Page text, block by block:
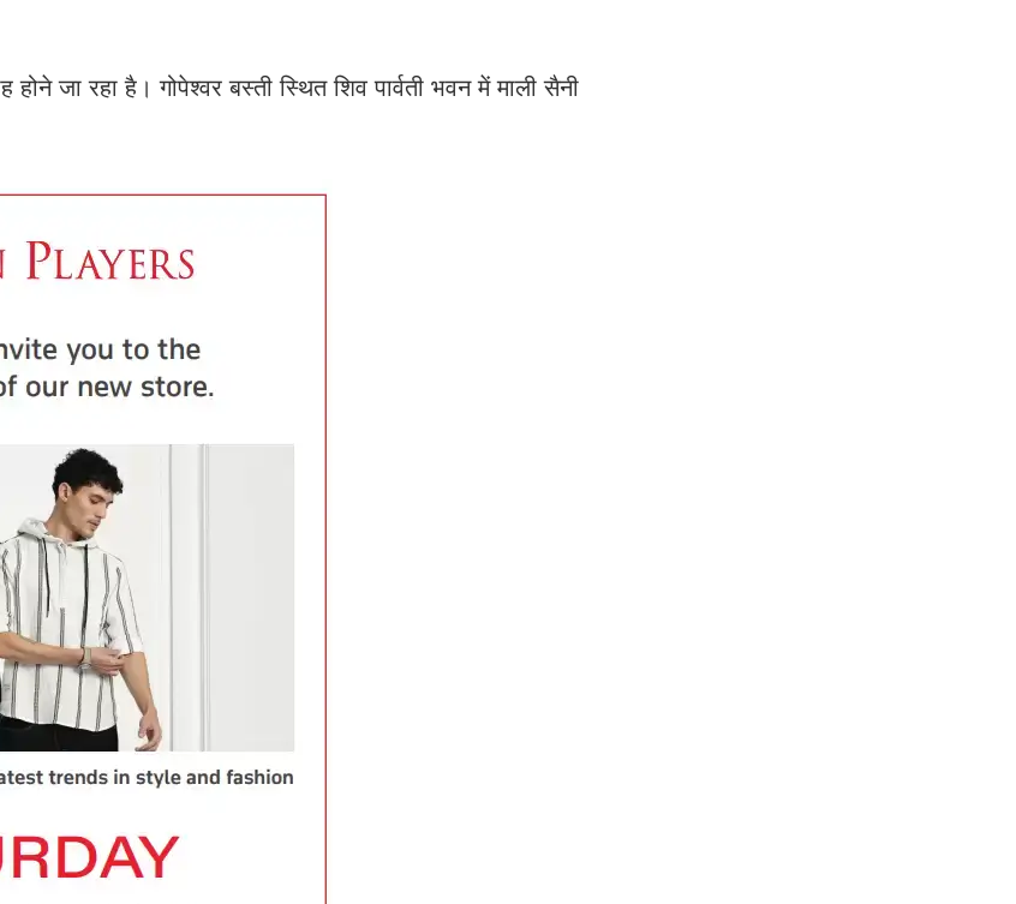
जा रहा है। गोपेश्वर बस्ती स्थित शिव पार्वती भवन में माली सैनी